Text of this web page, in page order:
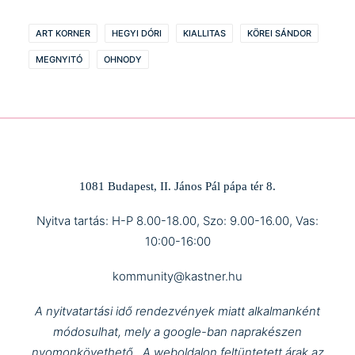
ART KORNER HEGYI DÓRI KIALLITAS KÖREI SÁNDOR
MEGNYITÓ OHNODY
1081 Budapest, II. János Pál pápa tér 8.
Nyitva tartás: H-P 8.00-18.00, Szo: 9.00-16.00, Vas:
10:00-16:00
kommunity@kastner.hu
A nyitvatartási idő rendezvények miatt alkalmanként
módosulhat, mely a google-ban naprakészen